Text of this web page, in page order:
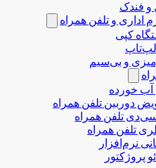
و فندک
اداری و تلفن همراه
کپی
لپ‌تاپ
و بی‌سیم
آب خورده
دوربین تلفن همراه
تلفن همراه
تلفن همراه
نرم‌افزار
پروژکتور